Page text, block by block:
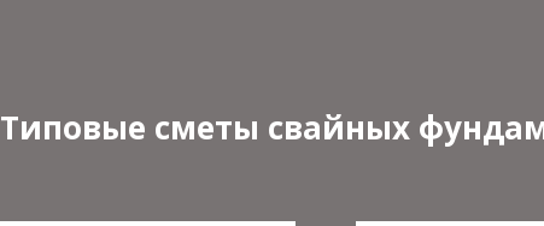
Типовые сметы свайных